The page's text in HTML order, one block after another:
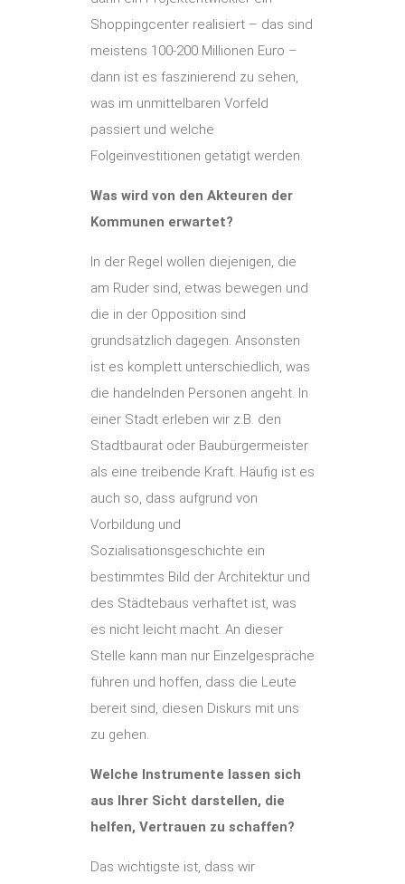
Shoppingcenter realisiert – das sind
meistens 100-200 Millionen Euro –
dann ist es faszinierend zu sehen,
was im unmittelbaren Vorfeld
passiert und welche
Folgeinvestitionen getätigt werden.
Was wird von den Akteuren der
Kommunen erwartet?
In der Regel wollen diejenigen, die
am Ruder sind, etwas bewegen und
die in der Opposition sind
grundsätzlich dagegen. Ansonsten
ist es komplett unterschiedlich, was
die handelnden Personen angeht. In
einer Stadt erleben wir z.B. den
Stadtbaurat oder Baubürgermeister
als eine treibende Kraft. Häufig ist es
auch so, dass aufgrund von
Vorbildung und
Sozialisationsgeschichte ein
bestimmtes Bild der Architektur und
des Städtebaus verhaftet ist, was
es nicht leicht macht. An dieser
Stelle kann man nur Einzelgespräche
führen und hoffen, dass die Leute
bereit sind, diesen Diskurs mit uns
zu gehen.
Welche Instrumente lassen sich
aus Ihrer Sicht darstellen, die
helfen, Vertrauen zu schaffen?
Das wichtigste ist, dass wir